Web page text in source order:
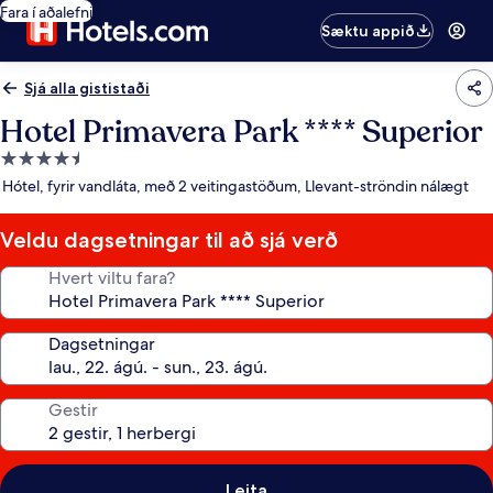
Fara í aðalefni
Sæktu appið
Sjá alla gististaði
Hotel Primavera Park **** Superior
4.5
stjörnu
Hótel, fyrir vandláta, með 2 veitingastöðum, Llevant-ströndin nálægt
Veldu dagsetningar til að sjá verð
Hvert viltu fara?
Dagsetningar
Gestir